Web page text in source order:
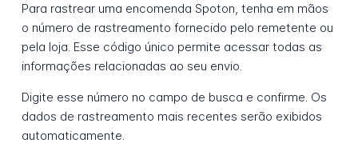
Para rastrear uma encomenda Spoton, tenha em mãos
o número de rastreamento fornecido pelo remetente ou
pela loja. Esse código único permite acessar todas as
informações relacionadas ao seu envio.
Digite esse número no campo de busca e confirme. Os
dados de rastreamento mais recentes serão exibidos
automaticamente.